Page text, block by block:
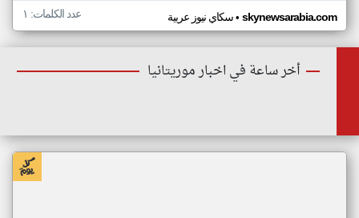
سكاي نيوز عربية• skynewsarabia.com عدد الكلمات: ١
أخر ساعة في اخبار موريتانيا